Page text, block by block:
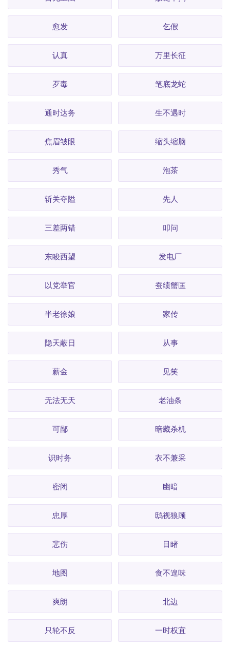
愈发 乞假
认真 万里长征
歹毒 笔底龙蛇
通时达务 生不遇时
焦眉皱眼 缩头缩脑
秀气 泡茶
斩关夺隘 先人
三差两错 叩问
东睃西望 发电厂
以党举官 蚕绩蟹匡
半老徐娘 家传
隐天蔽日 从事
薪金 见笑
无法无天 老油条
可鄙 暗藏杀机
识时务 衣不兼采
密闭 幽暗
忠厚 鸱视狼顾
悲伤 目睹
地图 食不遑味
爽朗 北边
只轮不反 一时权宜